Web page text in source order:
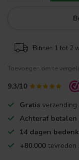
Binnen 1 tot 2
Toevoegen om te
9.3/10
Gratis
Achteraf betalen
14 dagen
+80.000 tevreden